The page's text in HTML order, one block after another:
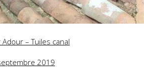
– Tuiles canal
2019